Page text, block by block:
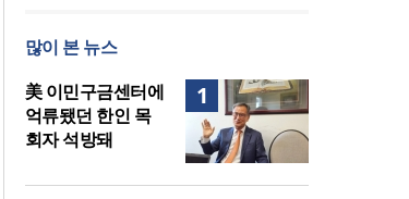
진다”
신이 주도”
인도 마하라슈트라주 개종 금
지법 시행… 기독교계 강력 반
발
올리벳대학교, 120만 평 리버사
이드 대학 캠퍼스 영구 사용 승
인… 장기 개발 기반 확보
많이 본 뉴스
1
美 이민구금센터에
억류됐던 한인 목
회자 석방돼